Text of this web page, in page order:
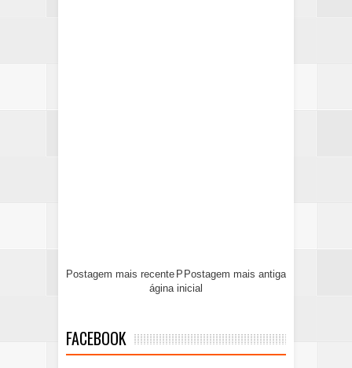
Postagem mais recente Postagem mais antiga
P
ágina inicial
FACEBOOK